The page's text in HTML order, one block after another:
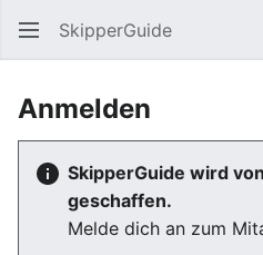
SkipperGuide
Anmelden
SkipperGuide wird
geschaffen.
Melde dich an zum